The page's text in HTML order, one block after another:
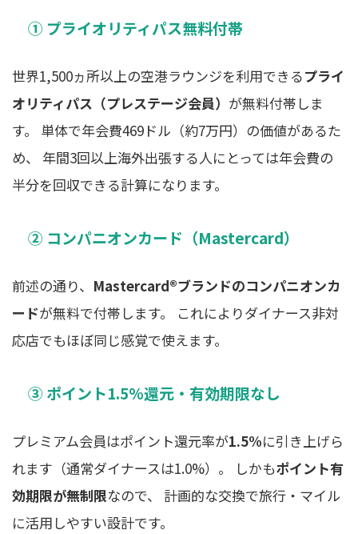
① プライオリティパス無料付帯
世界1,500ヵ所以上の空港ラウンジを利用できるプライ
オリティパス（プレステージ会員） が無料付帯しま
す。 単体で年会費469ドル（約7万円）の価値があるた
め、 年間3回以上海外出張する人にとっては年会費の
半分を回収できる計算になります。
② コンパニオンカード（Mastercard）
前述の通り、 Mastercard®ブランドのコンパニオンカ
ードが無料で付帯します。 これによりダイナース非対
応店でもほぼ同じ感覚で使えます。
③ ポイント1.5%還元・有効期限なし
プレミアム会員はポイント還元率が1.5%に引き上げら
れます（通常ダイナースは1.0%）。 しかもポイント有
効期限が無制限なので、 計画的な交換で旅行・マイル
に活用しやすい設計です。